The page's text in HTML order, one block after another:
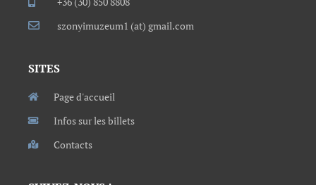
szonyimuzeum1 (at) gmail.com
SITES
Page d'accueil
Infos sur les billets
Contacts